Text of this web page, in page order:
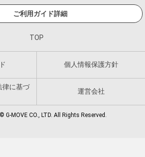
ご利用ガイド詳細
TOP
個人情報保護方針
律に基づ
運営会社
G-MOVE CO., LTD. All Rights Reserved.